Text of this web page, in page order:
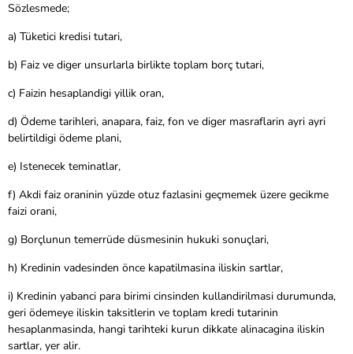
Sözlesmede;
a) Tüketici kredisi tutari,
b) Faiz ve diger unsurlarla birlikte toplam borç tutari,
c) Faizin hesaplandigi yillik oran,
d) Ödeme tarihleri, anapara, faiz, fon ve diger masraflarin ayri ayri
belirtildigi ödeme plani,
e) Istenecek teminatlar,
f) Akdi faiz oraninin yüzde otuz fazlasini geçmemek üzere gecikme
faizi orani,
g) Borçlunun temerrüde düsmesinin hukuki sonuçlari,
h) Kredinin vadesinden önce kapatilmasina iliskin sartlar,
i) Kredinin yabanci para birimi cinsinden kullandirilmasi durumunda,
geri ödemeye iliskin taksitlerin ve toplam kredi tutarinin
hesaplanmasinda, hangi tarihteki kurun dikkate alinacagina iliskin
sartlar, yer alir.